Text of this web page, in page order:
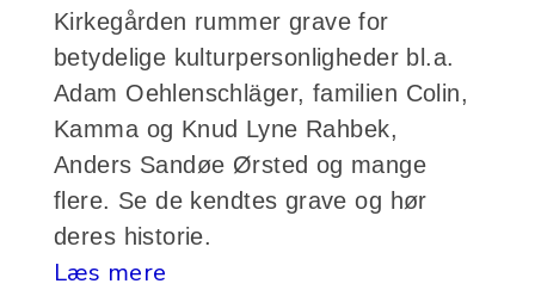
Kirkegården rummer grave for
betydelige kulturpersonligheder bl.a.
Adam Oehlenschläger, familien Colin,
Kamma og Knud Lyne Rahbek,
Anders Sandøe Ørsted og mange
flere. Se de kendtes grave og hør
deres historie.
Læs mere